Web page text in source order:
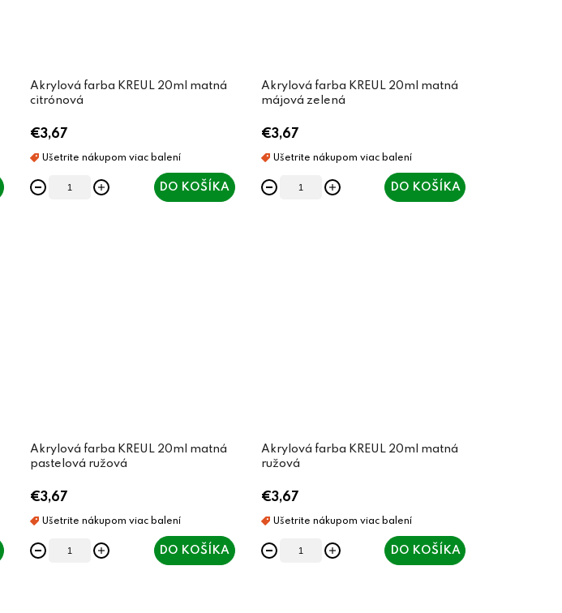
Akrylová farba KREUL 20ml matná
citrónová
€3,67
DO KOŠÍKA
Akrylová farba KREUL 20ml matná
májová zelená
€3,67
DO KOŠÍKA
Akrylová farba KREUL 20ml matná
pastelová ružová
€3,67
DO KOŠÍKA
Akrylová farba KREUL 20ml matná
ružová
€3,67
DO KOŠÍKA